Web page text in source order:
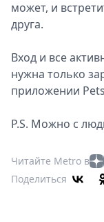
может, и
друга.
Вход и все
нужна только
приложении
P.S. Можно с
Читайте Metro в
Поделиться